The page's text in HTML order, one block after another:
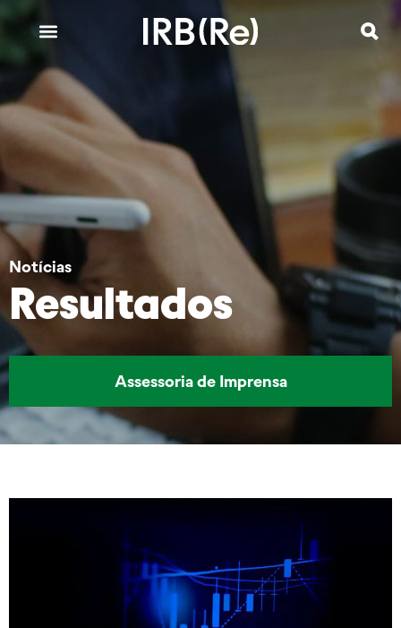
Notícias
Resultados
Assessoria de Imprensa